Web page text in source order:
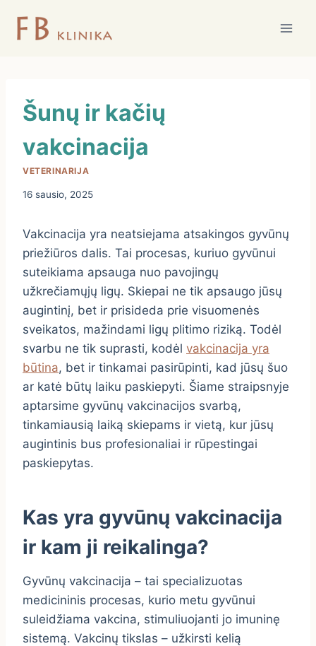
Šunų ir kačių
vakcinacija
VETERINARIJA
16 sausio, 2025
Vakcinacija yra neatsiejama atsakingos gyvūnų
priežiūros dalis. Tai procesas, kuriuo gyvūnui
suteikiama apsauga nuo pavojingų
užkrečiamųjų ligų. Skiepai ne tik apsaugo jūsų
augintinį, bet ir prisideda prie visuomenės
sveikatos, mažindami ligų plitimo riziką. Todėl
svarbu ne tik suprasti, kodėl vakcinacija yra
būtina, bet ir tinkamai pasirūpinti, kad jūsų šuo
ar katė būtų laiku paskiepyti. Šiame straipsnyje
aptarsime gyvūnų vakcinacijos svarbą,
tinkamiausią laiką skiepams ir vietą, kur jūsų
augintinis bus profesionaliai ir rūpestingai
paskiepytas.
Kas yra gyvūnų vakcinacija
ir kam ji reikalinga?
Gyvūnų vakcinacija – tai specializuotas
medicininis procesas, kurio metu gyvūnui
suleidžiama vakcina, stimuliuojanti jo imuninę
sistemą. Vakcinų tikslas – užkirsti kelią